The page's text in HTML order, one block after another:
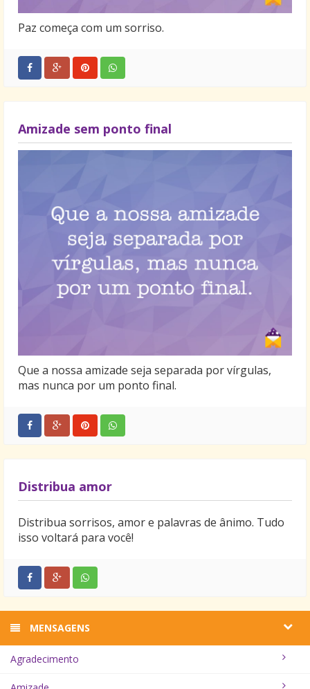
Paz começa com um sorriso.
Amizade sem ponto final
Que a nossa amizade seja separada por vírgulas,
mas nunca por um ponto final.
Distribua amor
Distribua sorrisos, amor e palavras de ânimo. Tudo
isso voltará para você!
MENSAGENS
Agradecimento